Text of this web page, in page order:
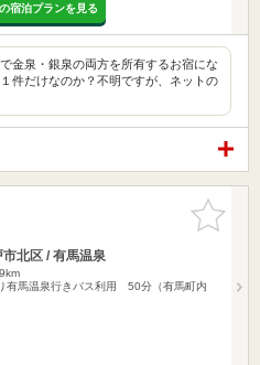
宿泊プランを見る
金泉・銀泉の両方を所有するお宿にな
件だけなのか？不明ですが、ネットの
お気に入
りに追加
北区 / 有馬温泉
有馬温泉行きバス利用 50分（有馬町内